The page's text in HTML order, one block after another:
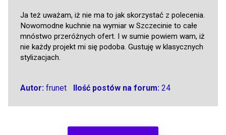
Ja też uważam, iż nie ma to jak skorzystać z polecenia.
Nowomodne kuchnie na wymiar w Szczecinie to całe
mnóstwo przeróżnych ofert. I w sumie powiem wam, iż
nie każdy projekt mi się podoba. Gustuję w klasycznych
stylizacjach.
Autor: frunet Ilość postów na forum:24